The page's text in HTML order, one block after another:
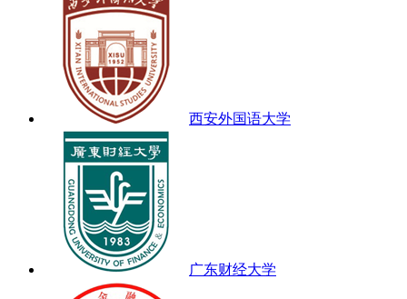
西安外国语大学
广东财经大学